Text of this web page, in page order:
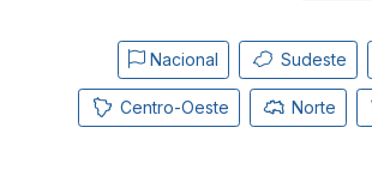
Nacional Sudeste
Centro-Oeste Norte